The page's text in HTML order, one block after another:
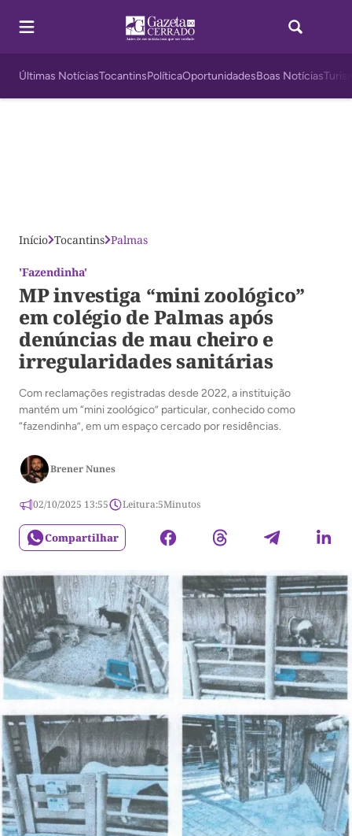
Últimas NotíciasTocantinsPolíticaOportunidadesBoas Notícias
Início Tocantins Palmas
'Fazendinha'
MP investiga “mini zoológico”
em colégio de Palmas após
denúncias de mau cheiro e
irregularidades sanitárias
Com reclamações registradas desde 2022, a instituição
mantém um “mini zoológico” particular, conhecido como
“fazendinha”, em um espaço cercado por residências.
Brener Nunes
02/10/2025 13:55 Leitura:5Minutos
Compartilhar